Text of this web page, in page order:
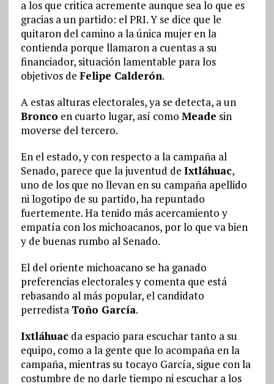
a los que critica acremente aunque sea lo que es
gracias a un partido: el PRI. Y se dice que le
quitaron del camino a la única mujer en la
contienda porque llamaron a cuentas a su
financiador, situación lamentable para los
objetivos de Felipe Calderón.
A estas alturas electorales, ya se detecta, a un
Bronco en cuarto lugar, así como Meade sin
moverse del tercero.
En el estado, y con respecto a la campaña al
Senado, parece que la juventud de Ixtláhuac,
uno de los que no llevan en su campaña apellido
ni logotipo de su partido, ha repuntado
fuertemente. Ha tenido más acercamiento y
empatía con los michoacanos, por lo que va bien
y de buenas rumbo al Senado.
El del oriente michoacano se ha ganado
preferencias electorales y comenta que está
rebasando al más popular, el candidato
perredista Toño García.
Ixtláhuacda espacio para escuchar tanto a su
equipo, como a la gente que lo acompaña en la
campaña, mientras su tocayo García, sigue con la
costumbre de no darle tiempo ni escuchar a los